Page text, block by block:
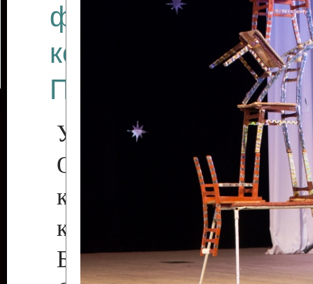
фестиваля
коллективов
Приднестровского
Участники фестиваля:
Образцовый
коллектив
культуры с.
Бендеры ,